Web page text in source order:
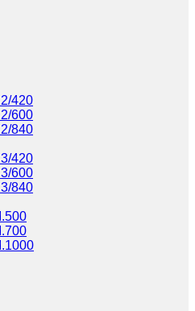
420
600
840
420
600
840